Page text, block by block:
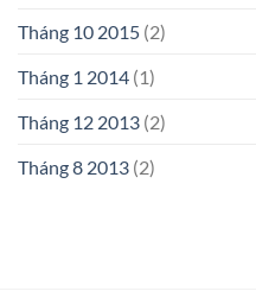
Tháng 10 2015 (2)
Tháng 1 2014 (1)
Tháng 12 2013 (2)
Tháng 8 2013 (2)